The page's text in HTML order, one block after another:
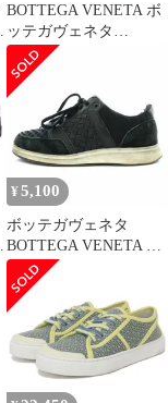
BOTTEGA VENETA ボ
ッテガヴェネタ
PUDDLE BOMBER パ
ドルボンバー ナイロン
コンビラバースニーカ
ー ブラック 35
¥ 5,100
ボッテガヴェネタ
BOTTEGA VENETA ス
ニーカー ローカット レ
ザー スエード 切替 イ
ントレチャート 37
24cm 黒 ブラック /YI26